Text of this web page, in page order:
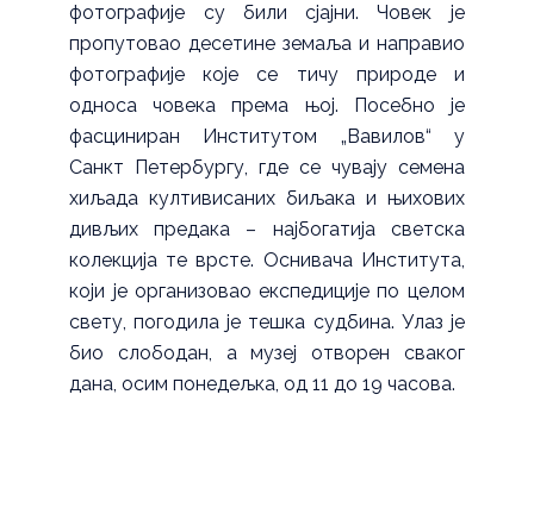
фотографије су били сјајни. Човек је
пропутовао десетине земаља и направио
фотографије које се тичу природе и
односа човека према њој. Посебно је
фасциниран Институтом „Вавилов“ у
Санкт Петербургу, где се чувају семена
хиљада култивисаних биљака и њихових
дивљих предака – најбогатија светска
колекција те врсте. Оснивача Института,
који је организовао експедиције по целом
свету, погодила је тешка судбина. Улаз је
био слободан, а музеј отворен сваког
дана, осим понедељка, од 11 до 19 часова.